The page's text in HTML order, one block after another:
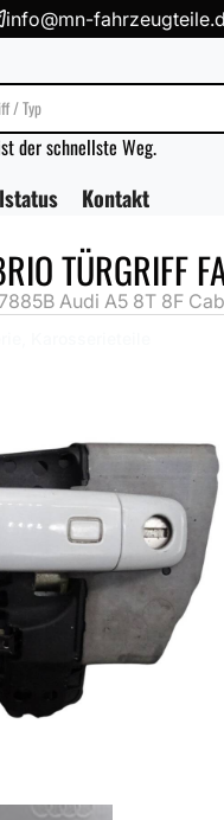
info@mn-
der schnellste Weg.
Kontakt
TÜRGRIFF
Audi A5 8T 8F